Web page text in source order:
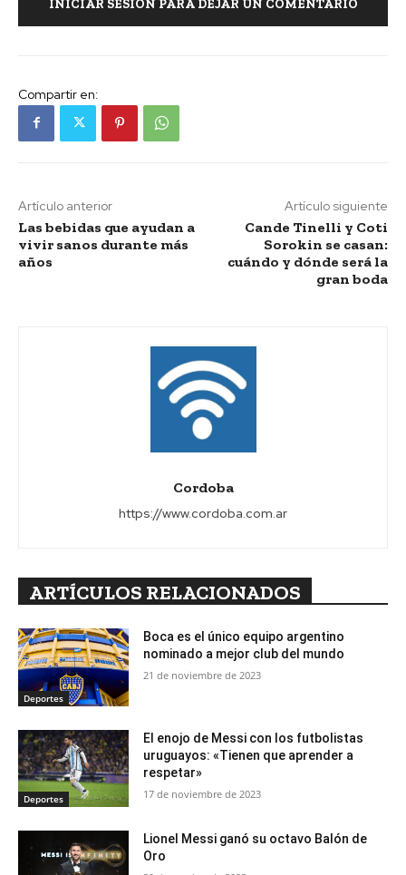
INICIAR SESIÓN PARA DEJAR UN COMENTARIO
Compartir en:
Artículo anterior
Las bebidas que ayudan a
vivir sanos durante más
años
Artículo siguiente
Cande Tinelli y Coti
Sorokin se casan:
cuándo y dónde será la
gran boda
Cordoba
https://www.cordoba.com.ar
ARTÍCULOS RELACIONADOS
Deportes
Boca es el único equipo argentino
nominado a mejor club del mundo
21 de noviembre de 2023
Deportes
El enojo de Messi con los futbolistas
uruguayos: «Tienen que aprender a
respetar»
17 de noviembre de 2023
Lionel Messi ganó su octavo Balón de
Oro